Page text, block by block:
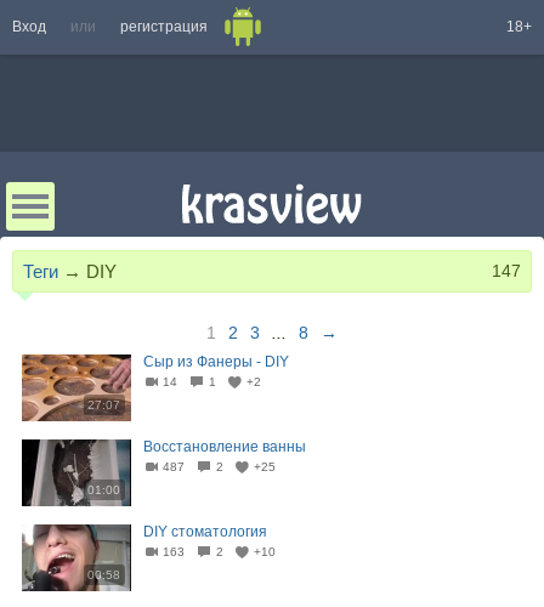
Вход или регистрация 18+
Теги → DIY 147
1 2 3 8 →
27:07
Сыр из Фанеры - DIY
14 1 +2
01:00
Восстановление ванны
487 2 +25
00:58
DIY стоматология
163 2 +10